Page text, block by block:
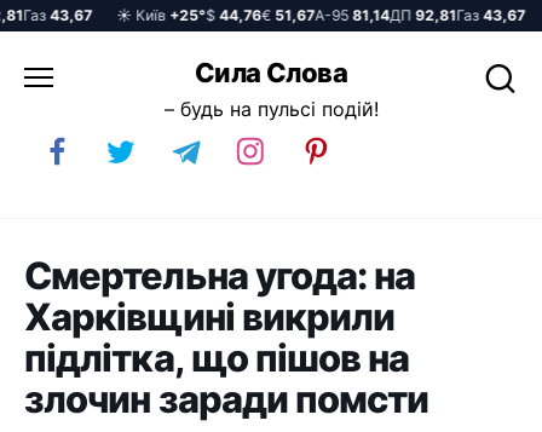
43,67 ☀️ Київ+25°$44,76€51,67А-9581,14ДП92,81Газ43,67 ☀️
до
Сила Слова
– будь на пульсі подій!
Смертельна угода: на
Харківщині викрили
підлітка, що пішов на
злочин заради помсти